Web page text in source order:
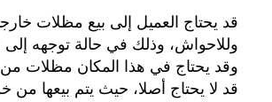
قد يحتاج العميل إلى بيع مظلات
وللاحواش، وذلك في حالة توجهه إلى
وقد يحتاج في هذا المكان مظلات من
قد لا يحتاج أصلا، حيث يتم بيعها من